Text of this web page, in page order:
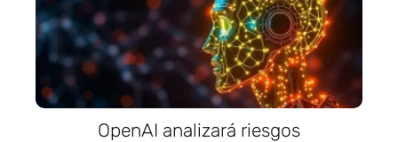
OpenAI analizará riesgos